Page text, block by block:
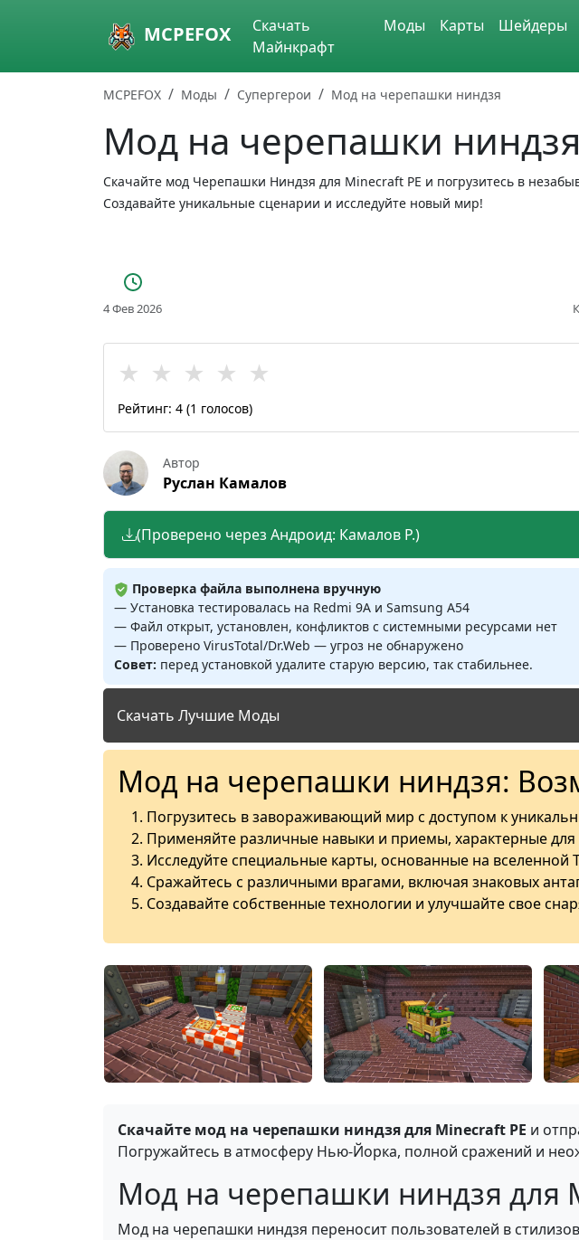
Skip to main content MCPEFOX
Скачать
Майнкрафт
Моды Карты Шейдеры
MCPEFOX Моды Супергерои Мод на черепашки ниндзя
Мод на черепашки
Скачайте мод Черепашки Ниндзя для Minecraft PE и погрузитесь в
Создавайте уникальные сценарии и исследуйте новый мир!
4 Фев 2026
★ ★ ★ ★ ★
Рейтинг: 4 (1 голосов)
Автор
Руслан Камалов
(Проверено через Андроид: Камалов Р.)
Проверка файла выполнена вручную
— Установка тестировалась на Redmi 9A и Samsung A54
— Файл открыт, установлен, конфликтов с системными ресурсами нет
— Проверено VirusTotal/Dr.Web — угроз не обнаружено
Совет: перед установкой удалите старую версию, так стабильнее.
Скачать Лучшие Моды
Мод на черепашки ниндзя:
Погрузитесь в завораживающий мир с доступом к
Применяйте различные навыки и приемы, характерные для
Исследуйте специальные карты, основанные на вселенной
Сражайтесь с различными врагами, включая знаковых
Создавайте собственные технологии и улучшайте свое
Скачайте мод на черепашки ниндзя для Minecraft PE и
Погружайтесь в атмосферу Нью-Йорка, полной сражений и
Мод на черепашки ниндзя для
Мод на черепашки ниндзя переносит пользователей в